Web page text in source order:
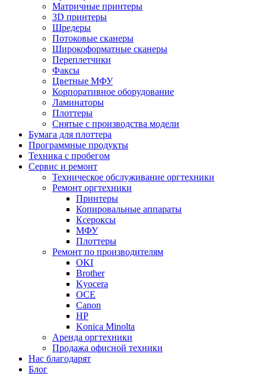
Матричные принтеры
3D принтеры
Шредеры
Потоковые сканеры
Широкоформатные сканеры
Переплетчики
Факсы
Цветные МФУ
Корпоративное оборудование
Ламинаторы
Плоттеры
Снятые с производства модели
Бумага для плоттера
Программные продукты
Техника с пробегом
Сервис и ремонт
Техническое обслуживание оргтехники
Ремонт оргтехники
Принтеры
Копировальные аппараты
Ксероксы
МФУ
Плоттеры
Ремонт по производителям
OKI
Brother
Kyocera
OCE
Canon
HP
Konica Minolta
Аренда оргтехники
Продажа офисной техники
Нас благодарят
Блог